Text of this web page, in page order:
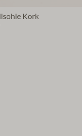
Kork